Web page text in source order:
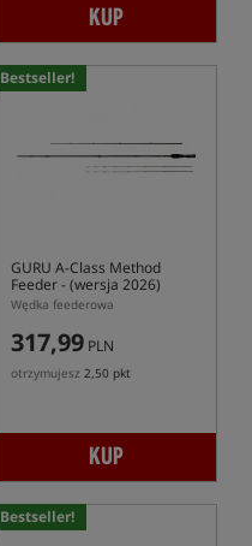
KUP
Bestseller!
GURU A-Class Method
Feeder- (wersja 2026)
Wędka feederowa
317,99 PLN
otrzymujesz 2,50 pkt
KUP
Bestseller!